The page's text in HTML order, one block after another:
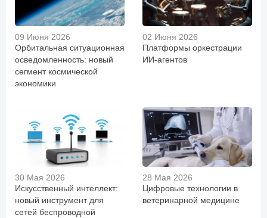
09 Июня 2026
Орбитальная ситуационная
осведомленность: новый
сегмент космической
экономики
02 Июня 2026
Платформы оркестрации
ИИ-агентов
30 Мая 2026
Искусственный интеллект:
новый инструмент для
сетей беспроводной
28 Мая 2026
Цифровые технологии в
ветеринарной медицине